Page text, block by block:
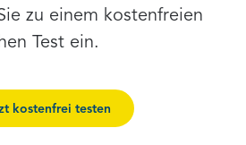
zu einem kostenfreien
Test ein.
kostenfrei testen